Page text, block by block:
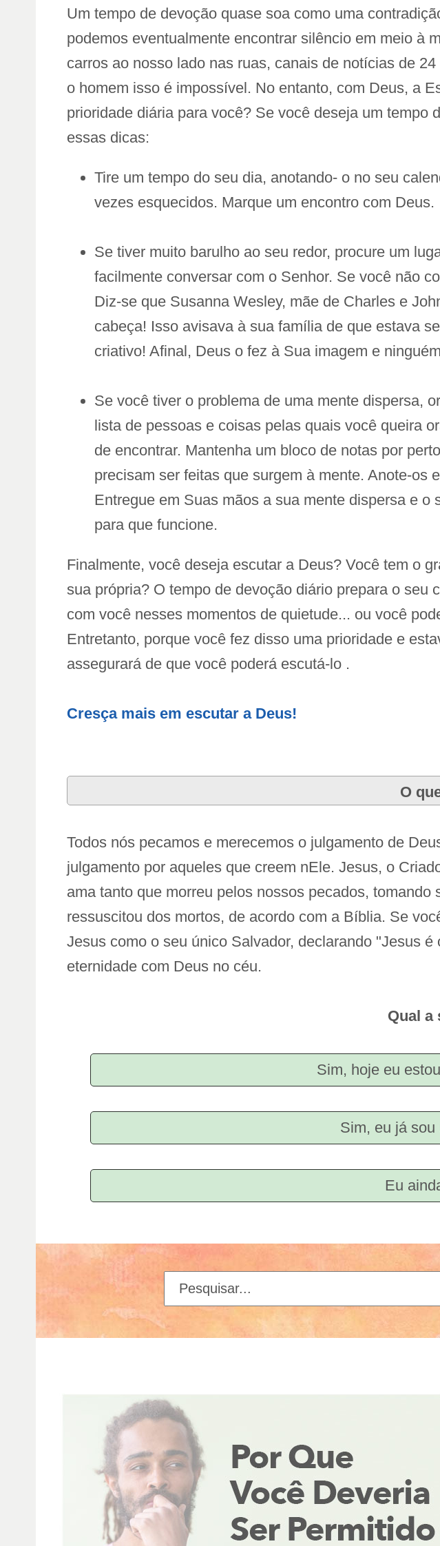
Um tempo de devoção quase soa como uma
podemos eventualmente encontrar silêncio em meio à
carros ao nosso lado nas ruas, canais de notícias de
o homem isso é impossível. No entanto, com Deus, a
prioridade diária para você? Se você deseja um
essas dicas:
Tire um tempo do seu dia, anotando- o no seu
vezes esquecidos. Marque um encontro com Deus.
Se tiver muito barulho ao seu redor, procure um
facilmente conversar com o Senhor. Se você não
Diz-se que Susanna Wesley, mãe de Charles e
cabeça! Isso avisava à sua família de que estava
criativo! Afinal, Deus o fez à Sua imagem e
Se você tiver o problema de uma mente dispersa,
lista de pessoas e coisas pelas quais você queira
de encontrar. Mantenha um bloco de notas por
precisam ser feitas que surgem à mente. Anote-os
Entregue em Suas mãos a sua mente dispersa e
para que funcione.
Finalmente, você deseja escutar a Deus? Você tem o
sua própria? O tempo de devoção diário prepara o
com você nesses momentos de quietude... ou você
Entretanto, porque você fez disso uma prioridade e
assegurará de que você poderá escutá-lo .
Cresça mais em escutar a Deus!
O
Todos nós pecamos e merecemos o julgamento de
julgamento por aqueles que creem nEle. Jesus, o
ama tanto que morreu pelos nossos pecados,
ressuscitou dos mortos, de acordo com a Bíblia. Se
Jesus como o seu único Salvador, declarando "Jesus
eternidade com Deus no céu.
Qual a
Sim, hoje eu
Sim, eu já
Eu